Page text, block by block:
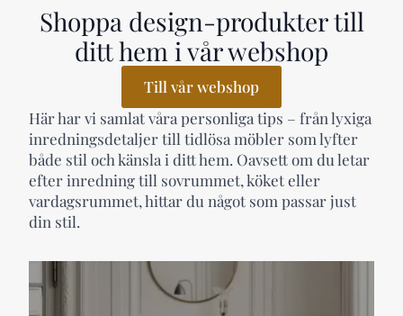
Shoppa design-produkter till
ditt hem i vår webshop
Till vår webshop
Här har vi samlat våra personliga tips – från lyxiga
inredningsdetaljer till tidlösa möbler som lyfter
både stil och känsla i ditt hem. Oavsett om du letar
efter inredning till sovrummet, köket eller
vardagsrummet, hittar du något som passar just
din stil.